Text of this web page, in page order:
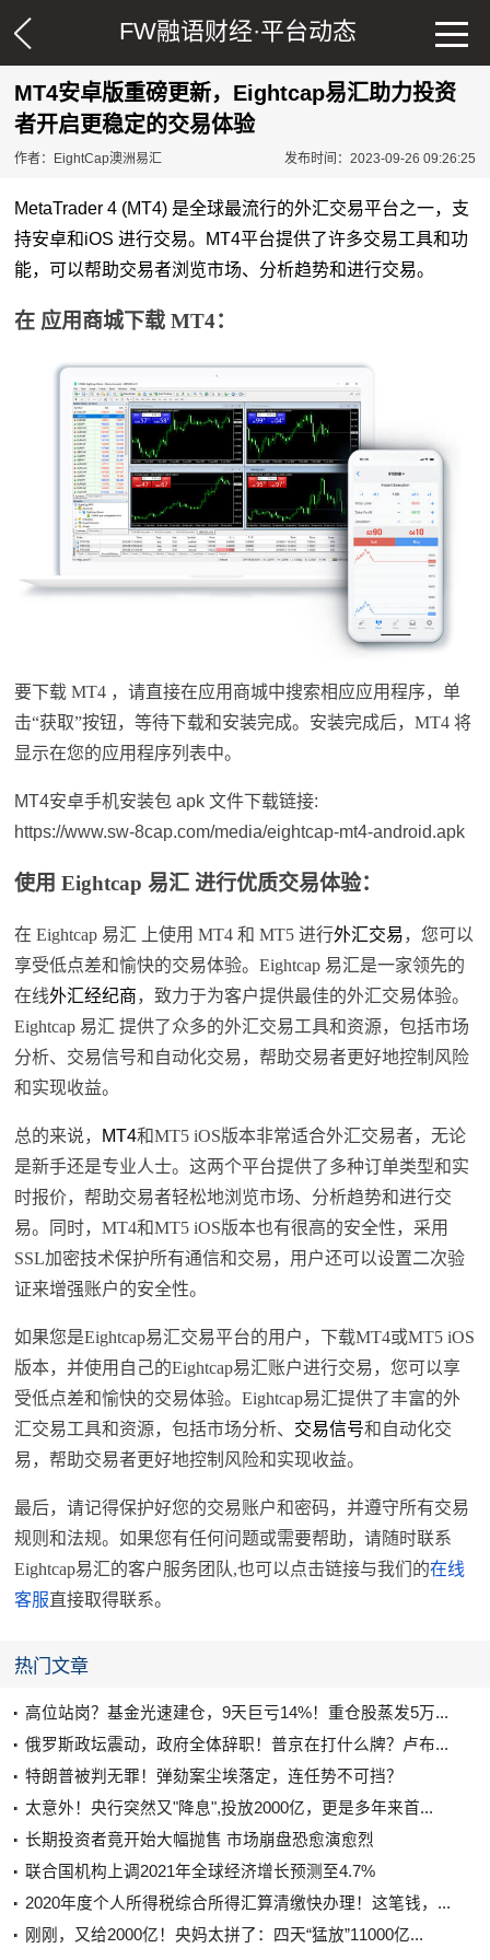
FW融语财经·平台动态
MT4安卓版重磅更新，Eightcap易汇助力投资
者开启更稳定的交易体验
作者：EightCap澳洲易汇 发布时间：2023-09-26 09:26:25
MetaTrader 4 (MT4) 是全球最流行的外汇交易平台之一，支
持安卓和iOS 进行交易。MT4平台提供了许多交易工具和功
能，可以帮助交易者浏览市场、分析趋势和进行交易。
在 应用商城下载 MT4：
要下载 MT4 ，请直接在应用商城中搜索相应应用程序，单
击“获取”按钮，等待下载和安装完成。安装完成后，MT4 将
显示在您的应用程序列表中。
MT4安卓手机安装包 apk 文件下载链接:
https://www.sw-8cap.com/media/eightcap-mt4-android.apk
使用 Eightcap 易汇 进行优质交易体验：
在 Eightcap 易汇 上使用 MT4 和 MT5 进行外汇交易，您可以
享受低点差和愉快的交易体验。Eightcap 易汇是一家领先的
在线外汇经纪商，致力于为客户提供最佳的外汇交易体验。
Eightcap 易汇 提供了众多的外汇交易工具和资源，包括市场
分析、交易信号和自动化交易，帮助交易者更好地控制风险
和实现收益。
总的来说， MT4和MT5 iOS版本非常适合外汇交易者，无论
是新手还是专业人士。这两个平台提供了多种订单类型和实
时报价，帮助交易者轻松地浏览市场、分析趋势和进行交
易。同时，MT4和MT5 iOS版本也有很高的安全性，采用
SSL加密技术保护所有通信和交易，用户还可以设置二次验
证来增强账户的安全性。
如果您是Eightcap易汇交易平台的用户，下载MT4或MT5 iOS
版本，并使用自己的Eightcap易汇账户进行交易，您可以享
受低点差和愉快的交易体验。Eightcap易汇提供了丰富的外
汇交易工具和资源，包括市场分析、 交易信号和自动化交
易，帮助交易者更好地控制风险和实现收益。
最后，请记得保护好您的交易账户和密码，并遵守所有交易
规则和法规。如果您有任何问题或需要帮助，请随时联系
Eightcap易汇的客户服务团队,也可以点击链接与我们的在线
客服直接取得联系。
热门文章
高位站岗？基金光速建仓，9天巨亏14%！重仓股蒸发5万...
俄罗斯政坛震动，政府全体辞职！普京在打什么牌？卢布...
特朗普被判无罪！弹劾案尘埃落定，连任势不可挡？
太意外！央行突然又"降息",投放2000亿，更是多年来首...
长期投资者竟开始大幅抛售 市场崩盘恐愈演愈烈
联合国机构上调2021年全球经济增长预测至4.7%
2020年度个人所得税综合所得汇算清缴快办理！这笔钱，...
刚刚，又给2000亿！央妈太拼了：四天“猛放”11000亿...